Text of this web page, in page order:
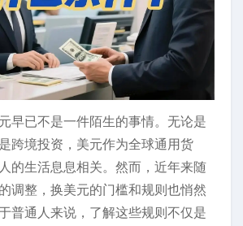
早已不是一件陌生的事情。无论是
跨境投资，美元作为全球通用货
的生活息息相关。然而，近年来随
调整，换美元的门槛和规则也悄然
普通人来说，了解这些规则不仅是